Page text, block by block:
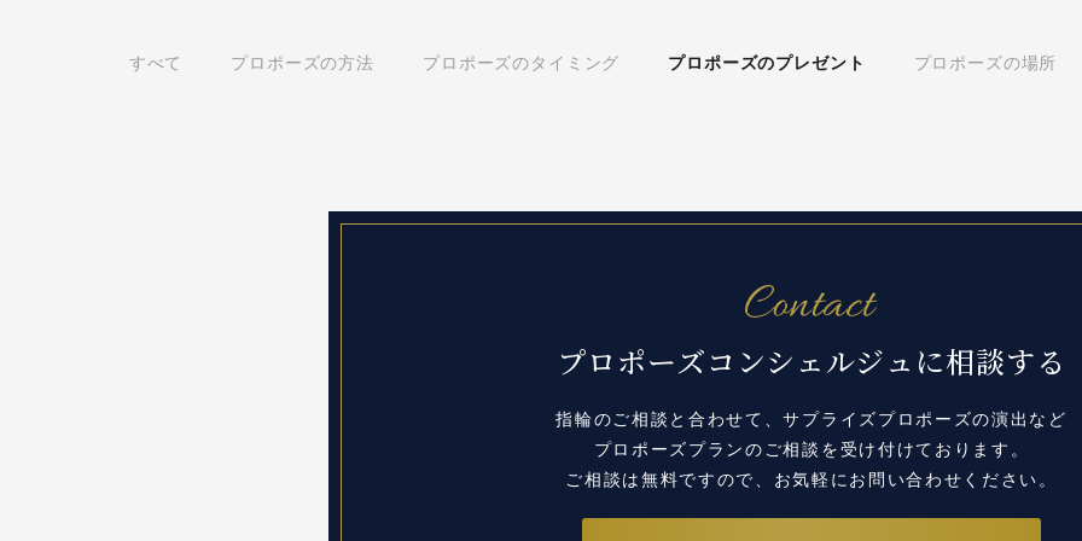
すべて プロポーズの方法 プロポーズのタイミング プロポーズのプレゼント プロポーズの場所
プロポーズコンシェルジュに相談する
指輪のご相談と合わせて、サプライズプロポーズの演出など
プロポーズプランのご相談を受け付けております。
ご相談は無料ですので、お気軽にお問い合わせください。